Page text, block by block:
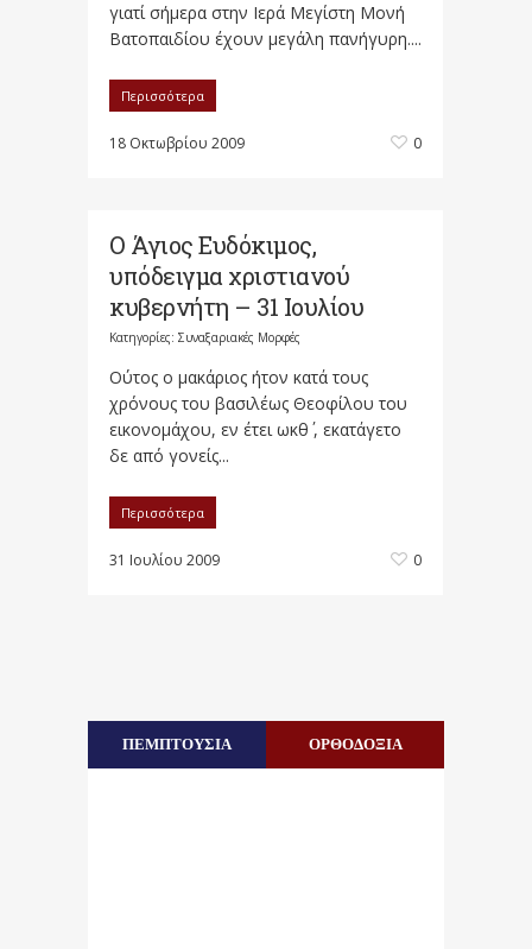
γιατί σήμερα στην Ιερά Μεγίστη Μονή
Βατοπαιδίου έχουν μεγάλη πανήγυρη....
Περισσότερα
18 Οκτωβρίου 2009 0
Ο Άγιος Ευδόκιμος,
υπόδειγμα χριστιανού
κυβερνήτη – 31 Ιουλίου
Κατηγορίες: Συναξαριακές Μορφές
Oύτος ο μακάριος ήτον κατά τους
χρόνους του βασιλέως Θεοφίλου του
εικονομάχου, εν έτει ωκθ΄ , εκατάγετο
δε από γονείς...
Περισσότερα
31 Ιουλίου 2009 0
ΠΕΜΠΤΟΥΣΙΑ ΟΡΘΟΔΟΞΙΑ